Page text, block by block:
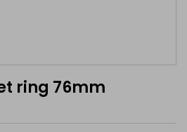
ring 76mm